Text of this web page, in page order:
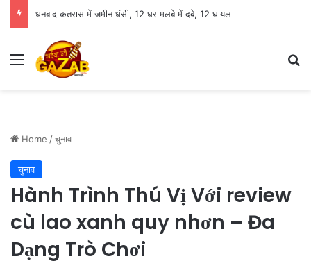
Menu
Home /चुनाव
चुनाव
Hành Trình Thú Vị Với review
cù lao xanh quy nhơn – Đa
Dạng Trò Chơi